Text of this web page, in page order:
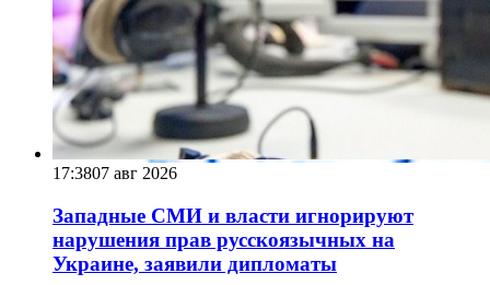
17:3807 авг 2026
Западные СМИ и власти игнорируют
нарушения прав русскоязычных на
Украине, заявили дипломаты